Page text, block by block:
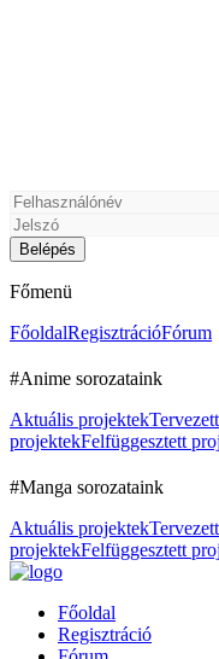
Főmenü
FőoldalRegisztrációFórum
#Anime sorozataink
Aktuális projektek
projektekFelfüggesztett
#Manga sorozataink
Aktuális projektek
projektekFelfüggesztett
Főoldal
Regisztráció